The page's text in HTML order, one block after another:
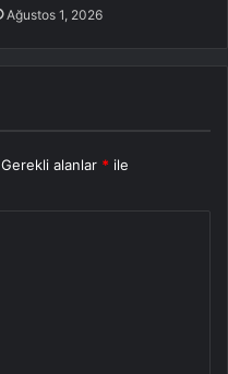
Ağustos 1, 2026
Gerekli alanlar * ile